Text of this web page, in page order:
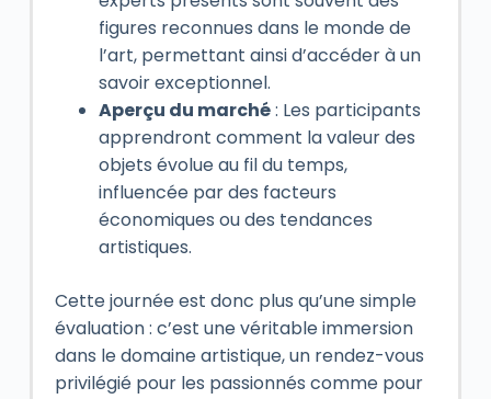
figures reconnues dans le monde de
l’art, permettant ainsi d’accéder à un
savoir exceptionnel.
Aperçu du marché: Les participants
apprendront comment la valeur des
objets évolue au fil du temps,
influencée par des facteurs
économiques ou des tendances
artistiques.
Cette journée est donc plus qu’une simple
évaluation : c’est une véritable immersion
dans le domaine artistique, un rendez-vous
privilégié pour les passionnés comme pour